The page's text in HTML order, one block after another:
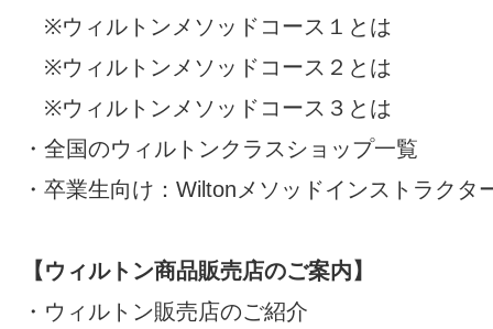
※ウィルトンメソッドコース１とは
※ウィルトンメソッドコース２とは
※ウィルトンメソッドコース３とは
・ 全国のウィルトンクラスショップ一覧
・卒業生向け： Wiltonメソッドインストラクタ
【ウィルトン商品販売店のご案内】
・ ウィルトン販売店のご紹介